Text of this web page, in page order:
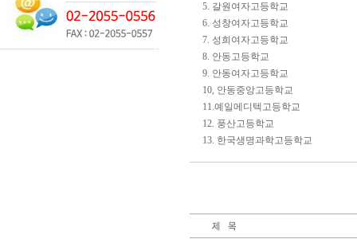
5. 갈원여자고등학교
6. 성창여자고등학교
7. 성희여자고등학교
8. 안동고등학교
9. 안동여자고등학교
10, 안동중앙고등학교
11.예일메디텍고등학교
12. 풍산고등학교
13. 한국생명과학고등학교